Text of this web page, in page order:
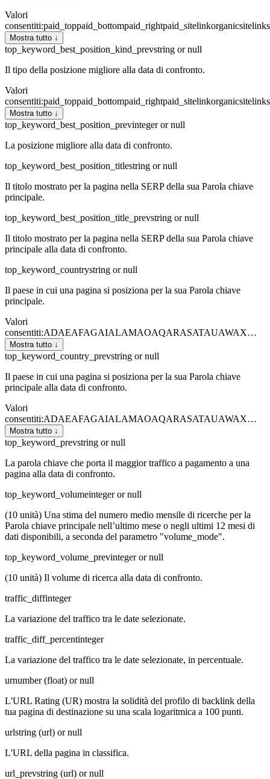
Valori
consentiti:paid_toppaid_bottompaid_rightpaid_sitelinkorganicsitelink
Mostra tutto ↓
top_keyword_best_position_kind_prevstring or null
Il tipo della posizione migliore alla data di confronto.
Valori
consentiti:paid_toppaid_bottompaid_rightpaid_sitelinkorganicsitelink
Mostra tutto ↓
top_keyword_best_position_previnteger or null
La posizione migliore alla data di confronto.
top_keyword_best_position_titlestring or null
Il titolo mostrato per la pagina nella SERP della sua Parola chiave
principale.
top_keyword_best_position_title_prevstring or null
Il titolo mostrato per la pagina nella SERP della sua Parola chiave
principale alla data di confronto.
top_keyword_countrystring or null
Il paese in cui una pagina si posiziona per la sua Parola chiave
principale.
Valori
consentiti:ADAEAFAGAIALAMAOAQARASATAUAWAX…
Mostra tutto ↓
top_keyword_country_prevstring or null
Il paese in cui una pagina si posiziona per la sua Parola chiave
principale alla data di confronto.
Valori
consentiti:ADAEAFAGAIALAMAOAQARASATAUAWAX…
Mostra tutto ↓
top_keyword_prevstring or null
La parola chiave che porta il maggior traffico a pagamento a una
pagina alla data di confronto.
top_keyword_volumeinteger or null
(10 unità) Una stima del numero medio mensile di ricerche per la
Parola chiave principale nell’ultimo mese o negli ultimi 12 mesi di
dati disponibili, a seconda del parametro "volume_mode".
top_keyword_volume_previnteger or null
(10 unità) Il volume di ricerca alla data di confronto.
traffic_diffinteger
La variazione del traffico tra le date selezionate.
traffic_diff_percentinteger
La variazione del traffico tra le date selezionate, in percentuale.
urnumber (float) or null
L'URL Rating (UR) mostra la solidità del profilo di backlink della
tua pagina di destinazione su una scala logaritmica a 100 punti.
urlstring (url) or null
L'URL della pagina in classifica.
url_prevstring (url) or null